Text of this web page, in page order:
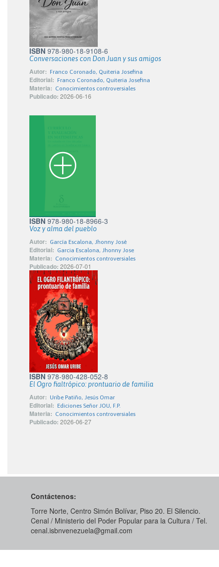
ISBN 978-980-18-9108-6
Conversaciones con Don Juan y sus amigos
Autor: Franco Coronado, Quiteria Josefina
Editorial: Franco Coronado, Quiteria Josefina
Materia: Conocimientos controversiales
Publicado: 2026-06-16
ISBN 978-980-18-8966-3
Voz y alma del pueblo
Autor: García Escalona, Jhonny José
Editorial: Garcia Escalona, Jhonny Jose
Materia: Conocimientos controversiales
Publicado: 2026-07-01
ISBN 978-980-428-052-8
El Ogro fialtrópico: prontuario de familia
Autor: Uribe Patiño, Jesús Omar
Editorial: Ediciones Señor JOU, F.P.
Materia: Conocimientos controversiales
Publicado: 2026-06-27
Contáctenos:
Torre Norte, Centro Simón Bolívar, Piso 20. El Silencio.
Cenal / Ministerio del Poder Popular para la Cultura / Tel.
cenal.isbnvenezuela@gmail.com